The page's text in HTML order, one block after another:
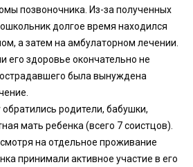
позвоночника. Из-за полученных
долгое время находился
а затем на амбулаторном лечении.
его здоровье окончательно не
была вынуждена
обратились родители, бабушки,
мать ребенка (всего 7 соистцов).
на отдельное проживание
принимали активное участие в его